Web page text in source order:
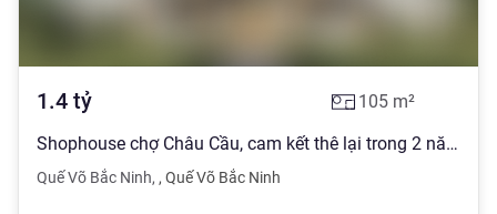
1.4 tỷ 105 m²
Shophouse chợ Châu Cầu, cam kết thê lại trong 2 năm đầu
Quế Võ Bắc Ninh, , Quế Võ Bắc Ninh